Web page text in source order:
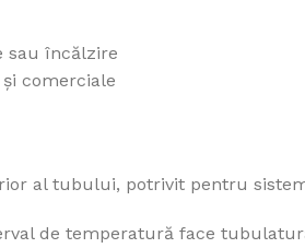
lei
sau încălzire
comerciale
al tubului, potrivit pentru
de temperatură face